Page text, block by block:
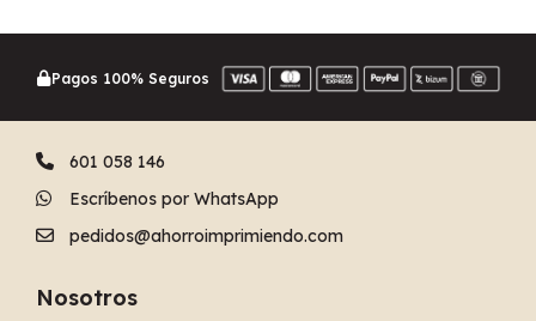
Pagos 100% Seguros
601 058 146
Escríbenos por WhatsApp
pedidos@ahorroimprimiendo.com
Nosotros